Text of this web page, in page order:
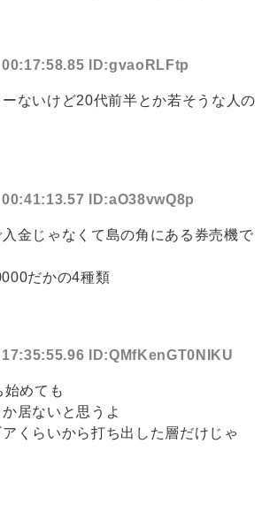
ID:gvaoRLFtp
ないけど20代前半とか若そうな人の
ID:aO38vwQ8p
金じゃなくて島の角にある券売機で
だかの4種類
ID:QMfKenGT0NIKU
めても
居ないと思うよ
くらいから打ち出した層だけじゃ